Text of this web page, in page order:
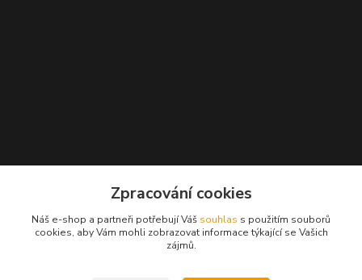
Kontakty
Zpracování cookies
Náš e-shop a partneři potřebují Váš souhlas s použitím souborů
cookies, aby Vám mohli zobrazovat informace týkající se Vašich
zájmů.